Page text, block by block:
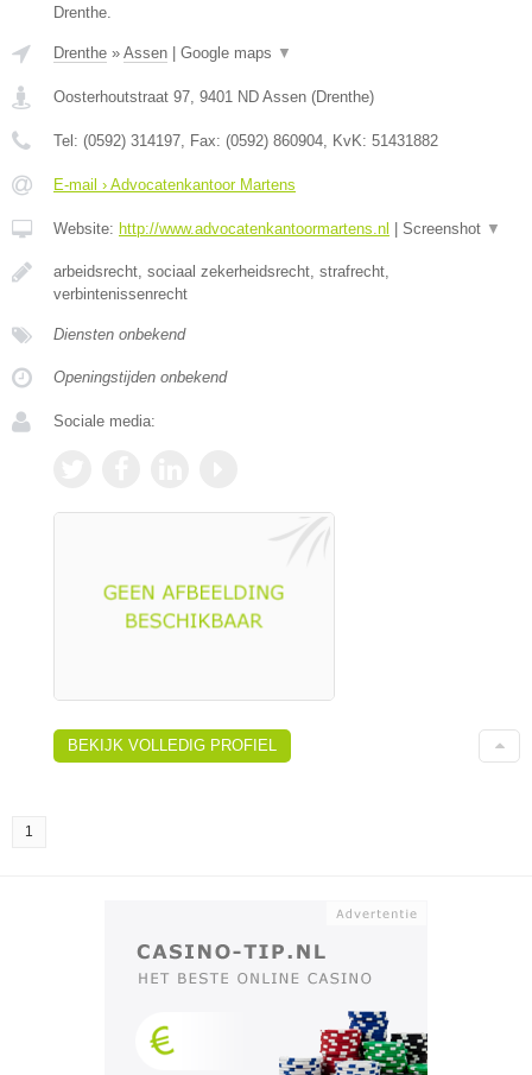
Drenthe.
Drenthe » Assen Google maps ▼
Oosterhoutstraat 97, 9401 ND Assen (Drenthe)
Tel: (0592) 314197, Fax: (0592) 860904, KvK: 51431882
E-mail › Advocatenkantoor Martens
Website: http://www.advocatenkantoormartens.nl Screenshot ▼
arbeidsrecht, sociaal zekerheidsrecht, strafrecht,
verbintenissenrecht
Diensten onbekend
Openingstijden onbekend
Sociale media:
BEKIJK VOLLEDIG PROFIEL
1